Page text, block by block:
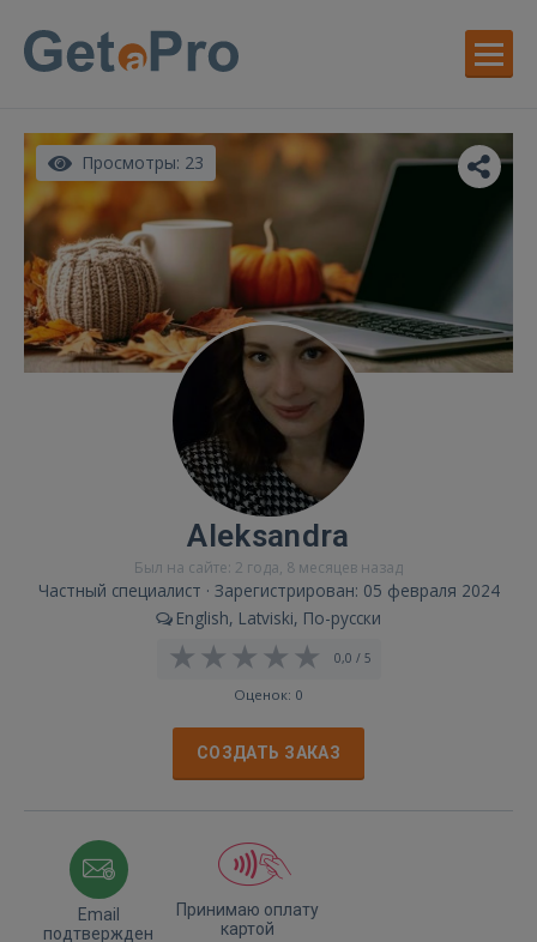
Просмотры: 23
Aleksandra
Был на сайте: 2 года, 8 месяцев назад
Частный специалист · Зарегистрирован: 05 февраля 2024
English, Latviski, По-русски
0,0 / 5
Оценок: 0
СОЗДАТЬ ЗАКАЗ
Email
подтвержден
Принимаю оплату
картой